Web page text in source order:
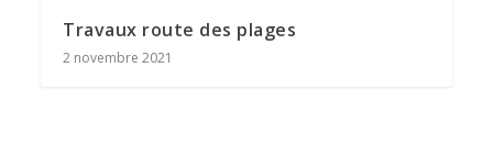
Travaux route des plages
2 novembre 2021